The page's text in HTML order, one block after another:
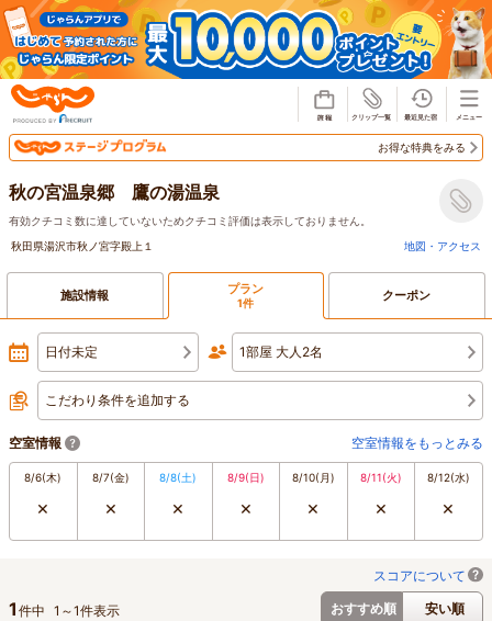
お得な特典をみる
秋の宮温泉郷 鷹の湯温泉
有効クチコミ数に達していないためクチコミ評価は表示しておりません。
秋田県湯沢市秋ノ宮字殿上１
地図・アクセス
施設情報 プラン
1件 クーポン
日付未定 1部屋 大人2名
こだわり条件を追加する
空室情報 空室情報をもっとみる
8/6(木)
×
8/7(金)
×
8/8(土)
×
8/9(日)
×
8/10(月)
×
8/11(火)
×
8/12(水)
×
スコアについて
おすすめ順
安い順
1 件中 1 ～1件表示